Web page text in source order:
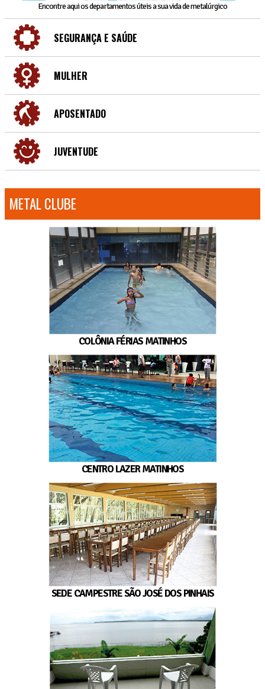
Encontre aqui os departamentos úteis a sua vida de metalúrgico
SEGURANÇA E SAÚDE
MULHER
APOSENTADO
JUVENTUDE
METAL CLUBE
COLÔNIA FÉRIAS MATINHOS
CENTRO LAZER MATINHOS
SEDE CAMPESTRE SÃO JOSÉ DOS PINHAIS